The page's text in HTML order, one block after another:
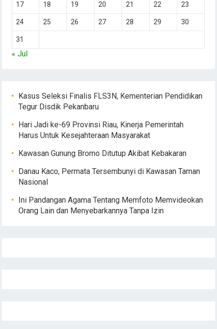
17 18 19 20 21 22 23
24 25 26 27 28 29 30
31
« Jul
Kasus Seleksi Finalis FLS3N, Kementerian Pendidikan
Tegur Disdik Pekanbaru
Hari Jadi ke-69 Provinsi Riau, Kinerja Pemerintah
Harus Untuk Kesejahteraan Masyarakat
Kawasan Gunung Bromo Ditutup Akibat Kebakaran
Danau Kaco, Permata Tersembunyi di Kawasan Taman
Nasional
Ini Pandangan Agama Tentang Memfoto Memvideokan
Orang Lain dan Menyebarkannya Tanpa Izin